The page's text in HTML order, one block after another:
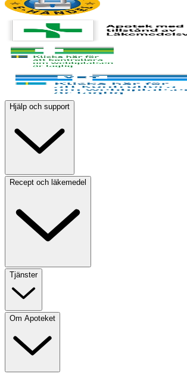
Hjälp och support
Recept och läkemedel
Tjänster
Om Apoteket